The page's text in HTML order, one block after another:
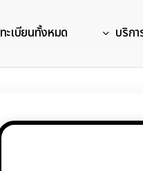
ทะเบียนทั้งหมด บริกา